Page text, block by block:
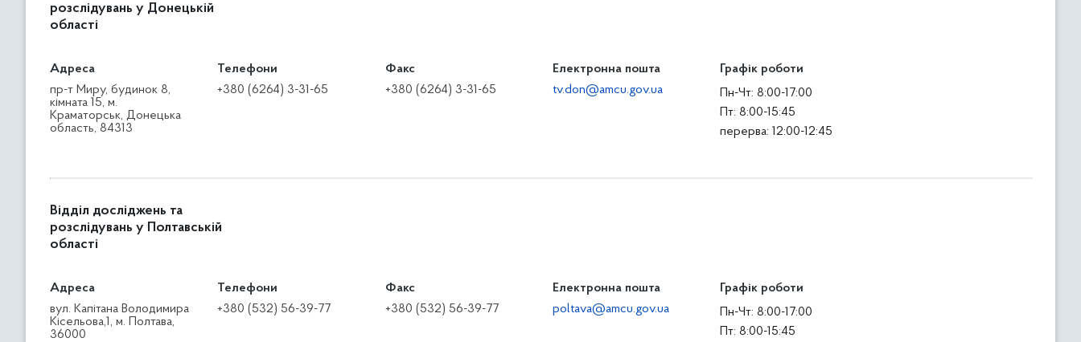
розслідувань у Донецькій
області
Адреса
пр-т Миру, будинок 8,
кімната 15, м.
Краматорськ, Донецька
область, 84313
Телефони
+380 (6264) 3-31-65
Факс
+380 (6264) 3-31-65
Електронна пошта
tv.don@amcu.gov.ua
Графік роботи
Пн-Чт: 8:00-17:00
Пт: 8:00-15:45
перерва: 12:00-12:45
Відділ досліджень та
розслідувань у Полтавській
області
Адреса
вул. Капітана Володимира
Кісельова,1, м. Полтава,
36000
Телефони
+380 (532) 56-39-77
Факс
+380 (532) 56-39-77
Електронна пошта
poltava@amcu.gov.ua
Графік роботи
Пн-Чт: 8:00-17:00
Пт: 8:00-15:45